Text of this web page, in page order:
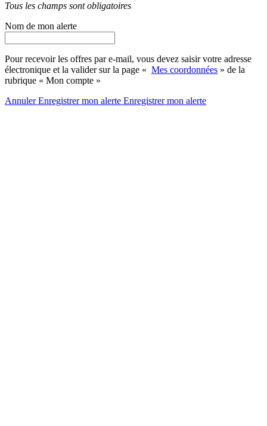
Tous les champs sont obligatoires
Nom de mon alerte
Pour recevoir les offres par e-mail, vous devez saisir votre adresse
électronique et la valider sur la page « Mes coordonnées » de la
rubrique « Mon compte »
AnnulerEnregistrer mon alerte Enregistrermon alerte